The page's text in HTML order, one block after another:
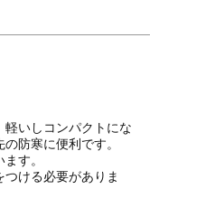
いしコンパクトにな
防寒に便利です。
す。
ける必要がありま